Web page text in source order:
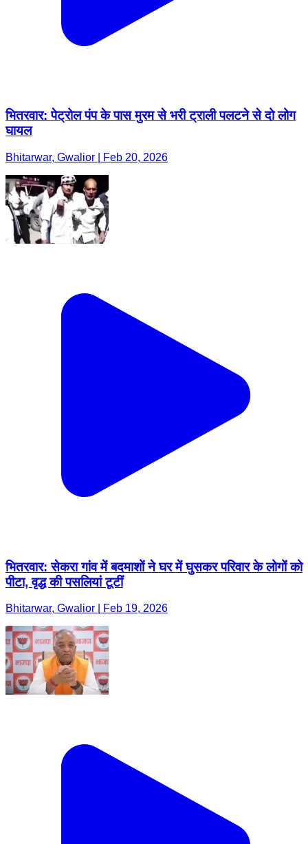
भितरवार: पेट्रोल पंप के पास मुरम से भरी ट्राली पलटने से दो लोग
घायल
Bhitarwar, Gwalior | Feb 20, 2026
भितरवार: सेकरा गांव में बदमाशों ने घर में घुसकर परिवार के लोगों को
पीटा, वृद्ध की पसलियां टूटीं
Bhitarwar, Gwalior | Feb 19, 2026